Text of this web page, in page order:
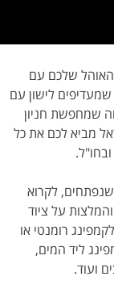
שלכם עם
שמעדיפים לישון עם
שמחפשת חניון
מביא לכם את כל
שנפתחים, לקרוא
על ציוד
רומנטי או
ליד המים,
ועוד.